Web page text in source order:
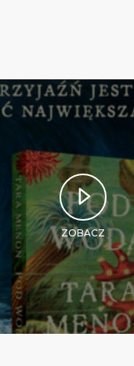
ZOBACZ